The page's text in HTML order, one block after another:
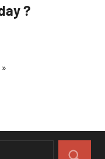
?